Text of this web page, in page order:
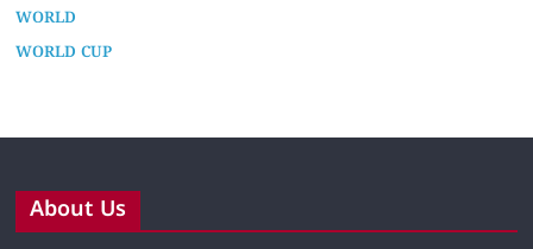
WORLD
WORLD CUP
About Us